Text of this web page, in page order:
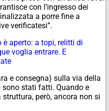
con l’ingresso dei
a porre fine a
verificatesi”.
è aperto: a topi, relitti di
voglia entrare. E
e consegna) sulla via della
stati fatti. Quando e
però, ancora non si